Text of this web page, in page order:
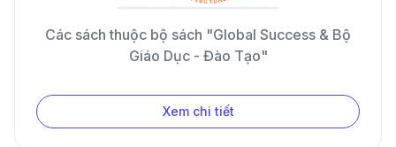
Các sách thuộc bộ sách "Global Success & Bộ
Giáo Dục - Đào Tạo"
Xem chi tiết